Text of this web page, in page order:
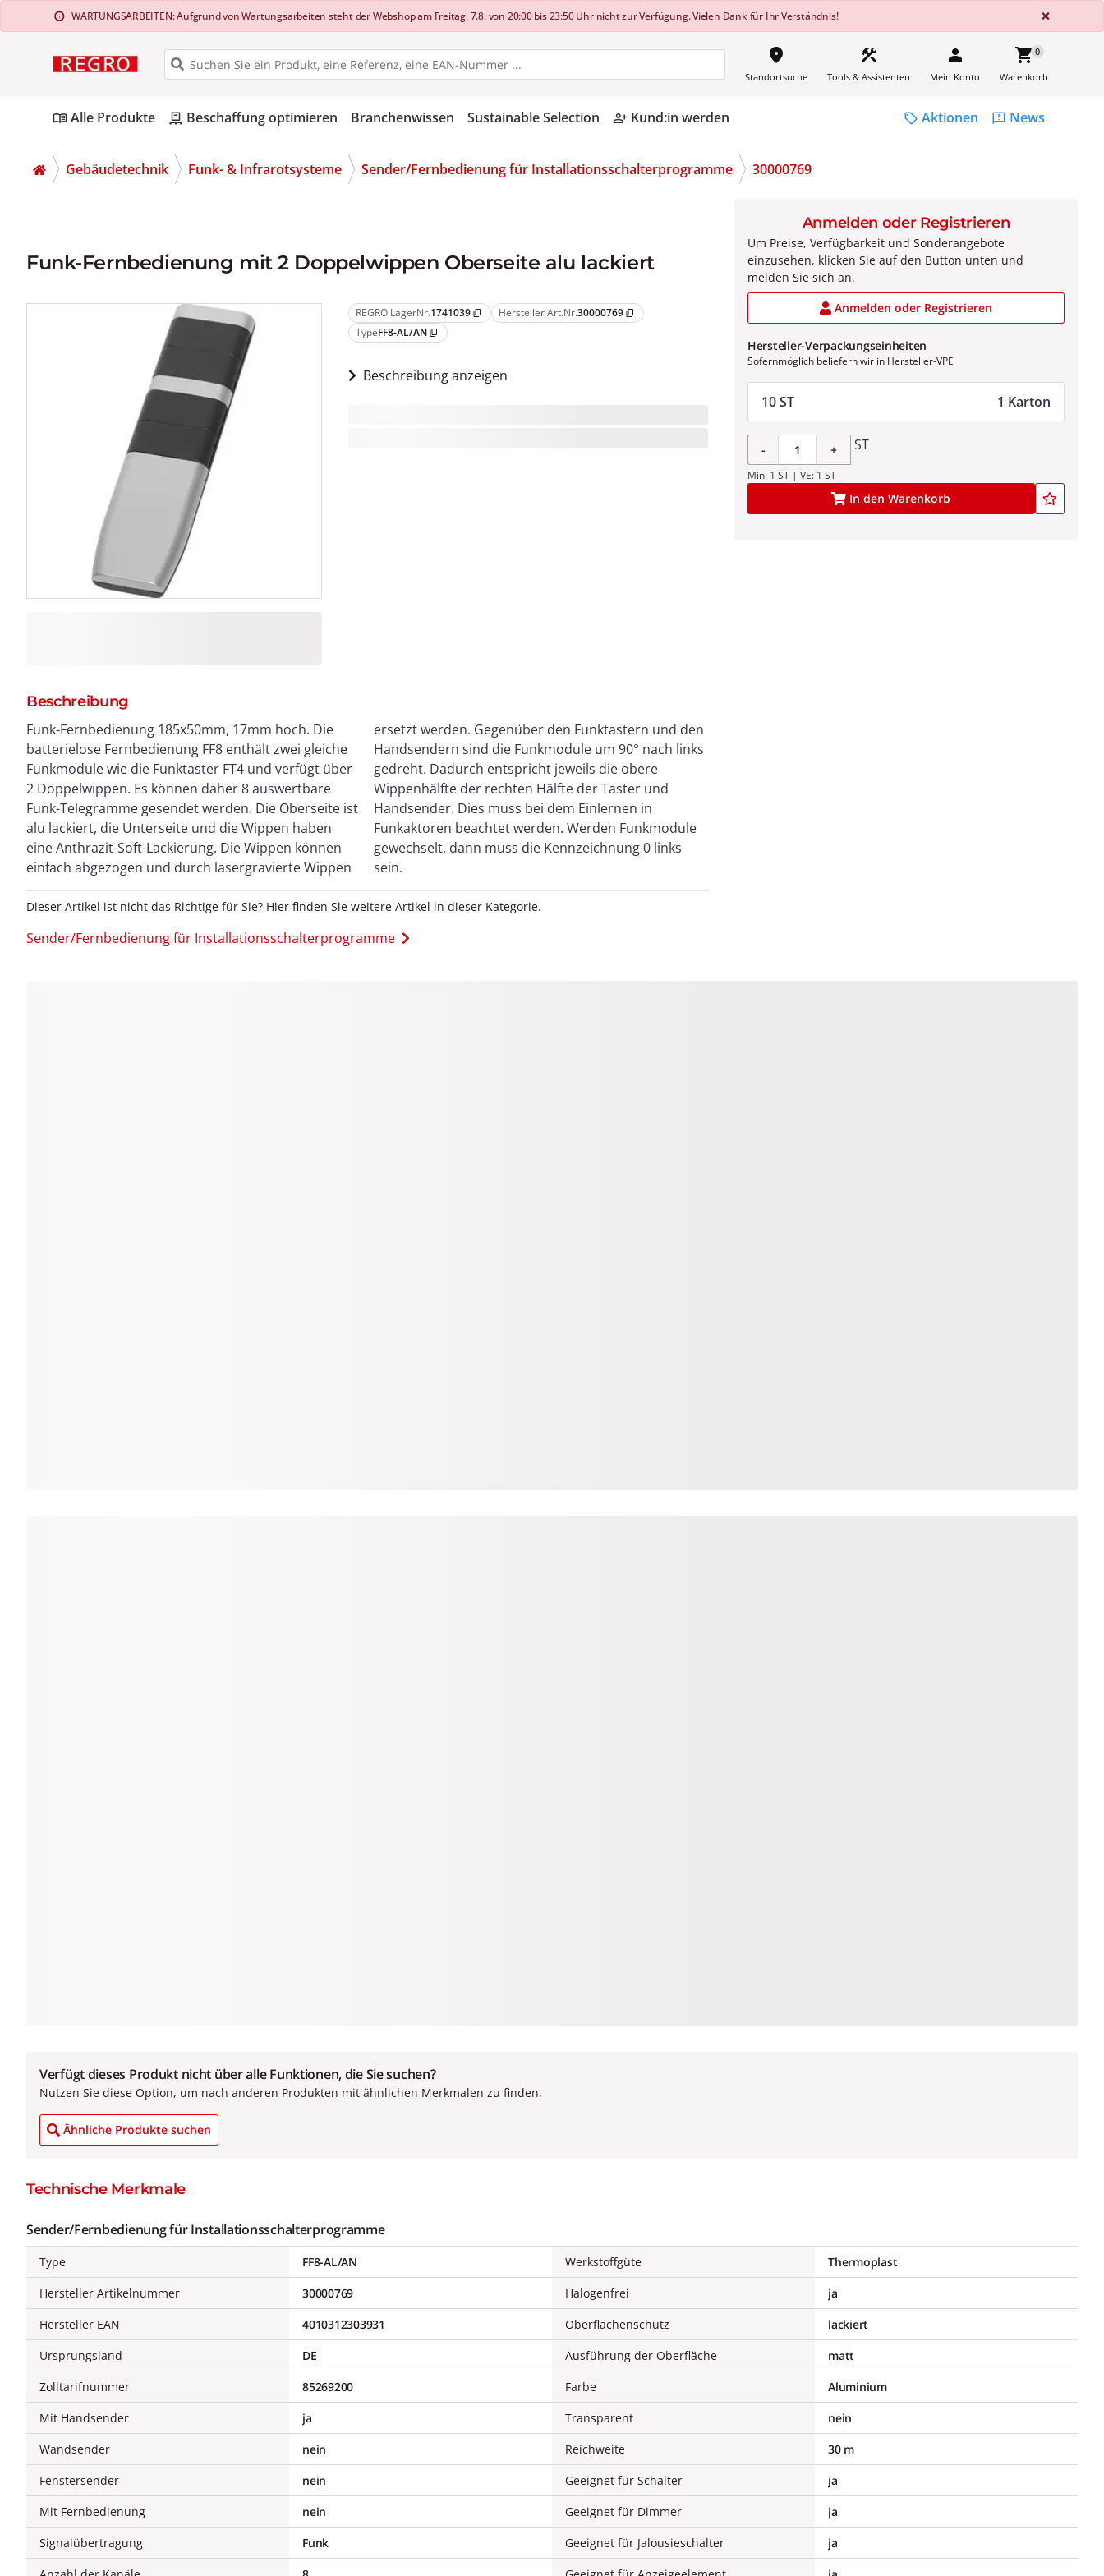
info WARTUNGSARBEITEN: Aufgrund von Wartungsarbeiten steht der Webshop am Freitag, 7.8. von 20:00 bis 23:50 Uhr nicht zur Verfügung. Vielen Dank für Ihr Verständnis! ×
place
Standortsuche
construction
Tools & Assistenten
person
Mein Konto
shopping_cart0
Warenkorb
menu_bookAlle Produkte pallet Beschaffung optimieren Branchenwissen Sustainable Selection person_add_alt Kund:in werden sell Aktionen feedback News
Gebäudetechnik Funk- & Infrarotsysteme Sender/Fernbedienung für Installationsschalterprogramme 30000769
Funk-Fernbedienung mit 2 Doppelwippen Oberseite alu lackiert
REGRO LagerNr.1741039 content_copy Hersteller Art.Nr.30000769 content_copy
TypeFF8-AL/AN content_copy
Beschreibung anzeigen
Beschreibung
Funk-Fernbedienung 185x50mm, 17mm hoch. Die
batterielose Fernbedienung FF8 enthält zwei gleiche
Funkmodule wie die Funktaster FT4 und verfügt über
2 Doppelwippen. Es können daher 8 auswertbare
Funk-Telegramme gesendet werden. Die Oberseite ist
alu lackiert, die Unterseite und die Wippen haben
eine Anthrazit-Soft-Lackierung. Die Wippen können
einfach abgezogen und durch lasergravierte Wippen
ersetzt werden. Gegenüber den Funktastern und den
Handsendern sind die Funkmodule um 90° nach links
gedreht. Dadurch entspricht jeweils die obere
Wippenhälfte der rechten Hälfte der Taster und
Handsender. Dies muss bei dem Einlernen in
Funkaktoren beachtet werden. Werden Funkmodule
gewechselt, dann muss die Kennzeichnung 0 links
sein.
Dieser Artikel ist nicht das Richtige für Sie? Hier finden Sie weitere Artikel in dieser Kategorie.
Sender/Fernbedienung für Installationsschalterprogramme
Anmelden oder Registrieren
Um Preise, Verfügbarkeit und Sonderangebote
einzusehen, klicken Sie auf den Button unten und
melden Sie sich an.
Anmelden oder Registrieren
Hersteller-Verpackungseinheiten
Sofernmöglich beliefern wir in Hersteller-VPE
10 ST 1 Karton
- + ST
Min: 1 ST | VE: 1 ST
In den Warenkorb
Verfügt dieses Produkt nicht über alle Funktionen, die Sie suchen?
Nutzen Sie diese Option, um nach anderen Produkten mit ähnlichen Merkmalen zu finden.
Ähnliche Produkte suchen
Technische Merkmale
Sender/Fernbedienung für Installationsschalterprogramme
Type
FF8-AL/AN
Hersteller Artikelnummer
30000769
Hersteller EAN
4010312303931
Ursprungsland
DE
Zolltarifnummer
85269200
Mit Handsender
ja
Wandsender
nein
Fenstersender
nein
Mit Fernbedienung
nein
Signalübertragung
Funk
Werkstoffgüte
Thermoplast
Halogenfrei
ja
Oberflächenschutz
lackiert
Ausführung der Oberfläche
matt
Farbe
Aluminium
Transparent
nein
Reichweite
30 m
Geeignet für Schalter
ja
Geeignet für Dimmer
ja
Geeignet für Jalousieschalter
ja